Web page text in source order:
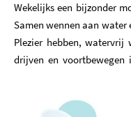
Wekelijks een bijzonder
Samen wennen aan
Plezier hebben, watervrij
drijven en